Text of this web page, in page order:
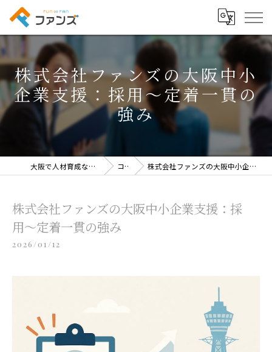
株式会社ファンズの大阪中小
企業支援：採用〜定着一貫の
強み
大阪で人材育成なら株式会社ファンズ コラム 株式会社ファンズの大阪中小企業支援：採用〜定着一貫の強み
株式会社ファンズの大阪中小企業支援：採
用〜定着一貫の強み
2026/01/12